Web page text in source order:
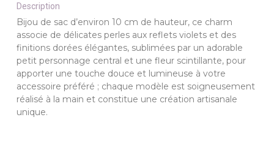
Description
Bijou de sac d’environ 10 cm de hauteur, ce charm
associe de délicates perles aux reflets violets et des
finitions dorées élégantes, sublimées par un adorable
petit personnage central et une fleur scintillante, pour
apporter une touche douce et lumineuse à votre
accessoire préféré ; chaque modèle est soigneusement
réalisé à la main et constitue une création artisanale
unique.